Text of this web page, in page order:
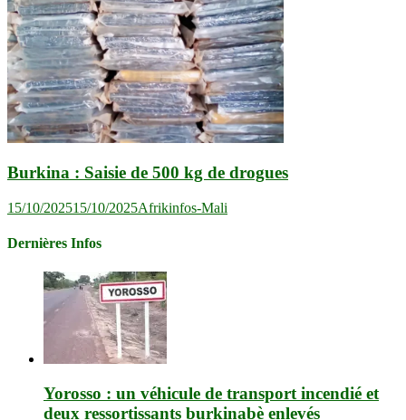
Burkina : Saisie de 500 kg de drogues
15/10/202515/10/2025Afrikinfos-Mali
Dernières Infos
Yorosso : un véhicule de transport incendié et
deux ressortissants burkinabè enlevés